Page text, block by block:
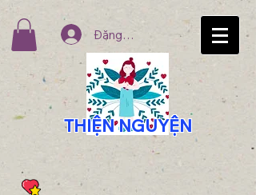
THIỆN NGUYỆN
Đăng nhập